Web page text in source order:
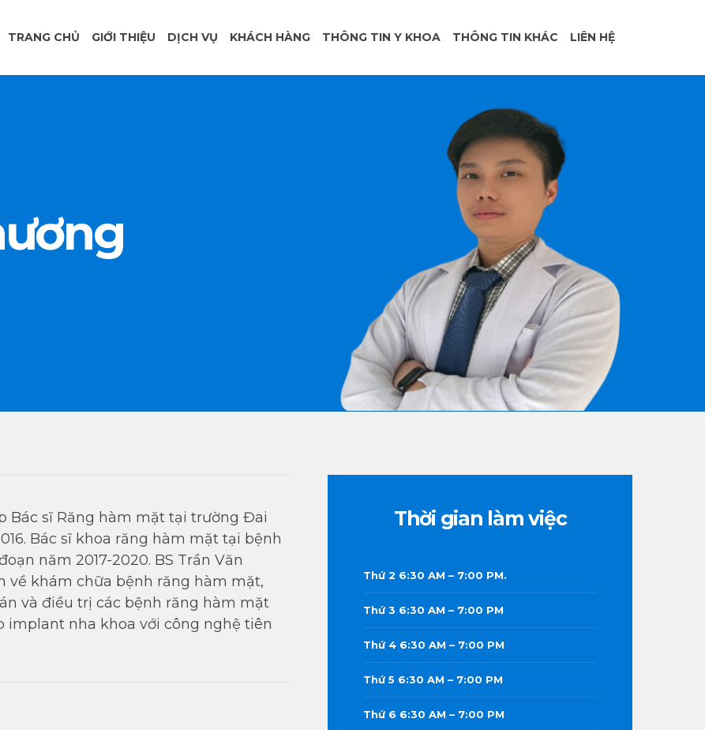
TRANG CHỦ GIỚI THIỆU DỊCH VỤ KHÁCH HÀNG THÔNG TIN Y KHOA THÔNG TIN KHÁC LIÊN HỆ
Bác sĩ Răng hàm mặt tại trường Đai
Bác sĩ khoa răng hàm mặt tại bệnh
năm 2017-2020. BS Trần Văn
về khám chữa bệnh răng hàm mặt,
và điều trị các bệnh răng hàm mặt
implant nha khoa với công nghệ tiên
Thời gian làm việc
Thứ 2 6:30 AM – 7:00 PM.
Thứ 3 6:30 AM – 7:00 PM
Thứ 4 6:30 AM – 7:00 PM
Thứ 5 6:30 AM – 7:00 PM
Thứ 6 6:30 AM – 7:00 PM